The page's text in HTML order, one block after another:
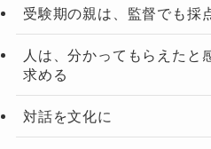
受験期の親は、監督でも採
人は、分かってもらえたと
求める
対話を文化に